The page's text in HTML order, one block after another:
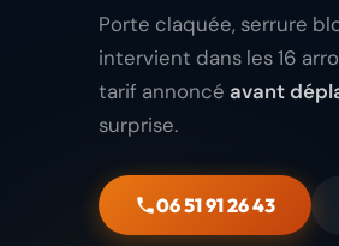
Porte claquée, serrure
intervient dans les 16
tarif annoncé avant
surprise.
06 51 91 26 43